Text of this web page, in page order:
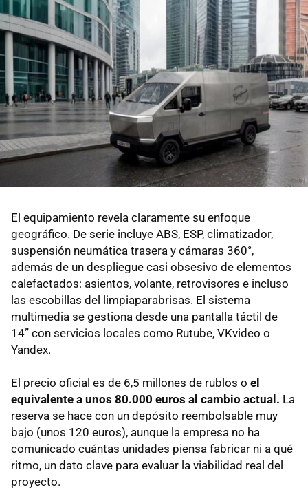
El equipamiento revela claramente su enfoque
geográfico. De serie incluye ABS, ESP, climatizador,
suspensión neumática trasera y cámaras 360°,
además de un despliegue casi obsesivo de elementos
calefactados: asientos, volante, retrovisores e incluso
las escobillas del limpiaparabrisas. El sistema
multimedia se gestiona desde una pantalla táctil de
14” con servicios locales como Rutube, VKvideo o
Yandex.
El precio oficial es de 6,5 millones de rublos o el
equivalente a unos 80.000 euros al cambio actual. La
reserva se hace con un depósito reembolsable muy
bajo (unos 120 euros), aunque la empresa no ha
comunicado cuántas unidades piensa fabricar ni a qué
ritmo, un dato clave para evaluar la viabilidad real del
proyecto.